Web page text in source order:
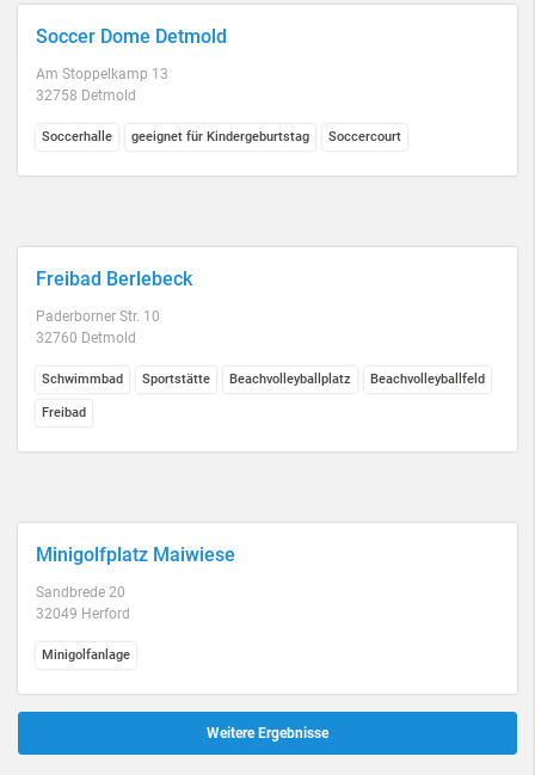
Soccer Dome Detmold
Am Stoppelkamp 13
32758 Detmold
Soccerhalle geeignet für Kindergeburtstag Soccercourt
Freibad Berlebeck
Paderborner Str. 10
32760 Detmold
Schwimmbad Sportstätte Beachvolleyballplatz Beachvolleyballfeld
Freibad
Minigolfplatz Maiwiese
Sandbrede 20
32049 Herford
Minigolfanlage
Weitere Ergebnisse